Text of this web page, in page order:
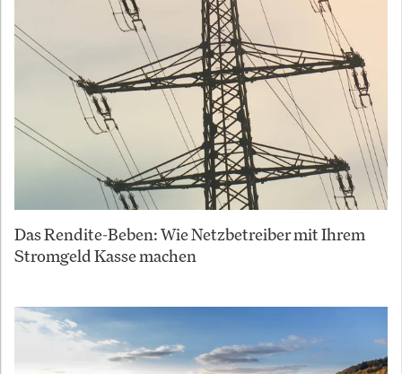
Das Rendite-Beben: Wie Netzbetreiber mit Ihrem
Stromgeld Kasse machen